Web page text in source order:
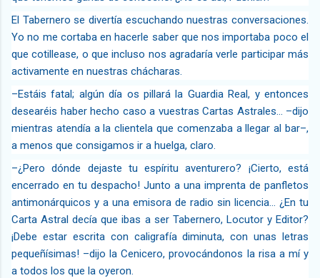
El Tabernero se divertía escuchando nuestras conversaciones.
Yo no me cortaba en hacerle saber que nos importaba poco el
que cotillease, o que incluso nos agradaría verle participar más
activamente en nuestras chácharas.
–Estáis fatal; algún día os pillará la Guardia Real, y entonces
desearéis haber hecho caso a vuestras Cartas Astrales… –dijo
mientras atendía a la clientela que comenzaba a llegar al bar–,
a menos que consigamos ir a huelga, claro.
–¿Pero dónde dejaste tu espíritu aventurero? ¡Cierto, está
encerrado en tu despacho! Junto a una imprenta de panfletos
antimonárquicos y a una emisora de radio sin licencia… ¿En tu
Carta Astral decía que ibas a ser Tabernero, Locutor y Editor?
¡Debe estar escrita con caligrafía diminuta, con unas letras
pequeñísimas! –dijo la Cenicero, provocándonos la risa a mí y
a todos los que la oyeron.